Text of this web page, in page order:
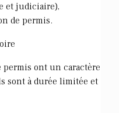
et judiciaire),
de permis.
permis ont un caractère
sont à durée limitée et